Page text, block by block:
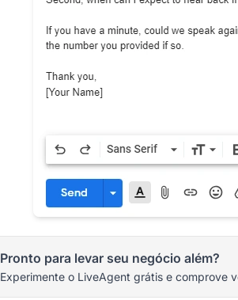
Pronto para levar seu negócio além?
Experimente o LiveAgent grátis e comprove